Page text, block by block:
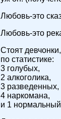
Любовь-это
Любовь-это
Стоят
по статистике:
3 голубых,
2 алкоголика,
3 разведенных,
4 наркомана,
и 1